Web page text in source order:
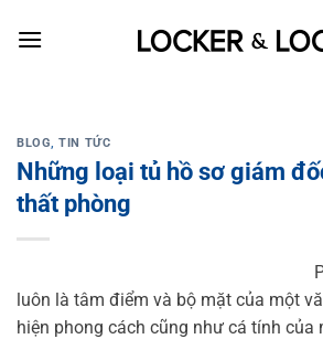
BLOG,TIN TỨC
Những loại tủ hồ sơ giám
thất phòng
luôn là tâm điểm và bộ mặt của một
hiện phong cách cũng như cá tính